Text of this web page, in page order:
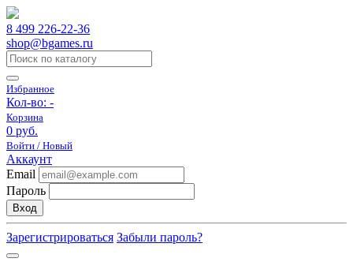
8 499 226-22-36
shop@bgames.ru
Избранное
Кол-во: -
Корзина
0 руб.
Войти / Новый
Аккаунт
Email
Пароль
Вход
Зарегистрироваться Забыли пароль?